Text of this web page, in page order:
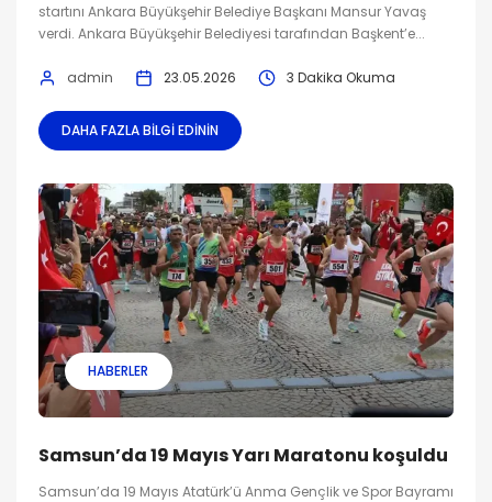
startını Ankara Büyükşehir Belediye Başkanı Mansur Yavaş
verdi. Ankara Büyükşehir Belediyesi tarafından Başkent’e...
admin 23.05.2026 3 Dakika Okuma
DAHA FAZLA BILGI EDININ
HABERLER
Samsun’da 19 Mayıs Yarı Maratonu koşuldu
Samsun’da 19 Mayıs Atatürk’ü Anma Gençlik ve Spor Bayramı